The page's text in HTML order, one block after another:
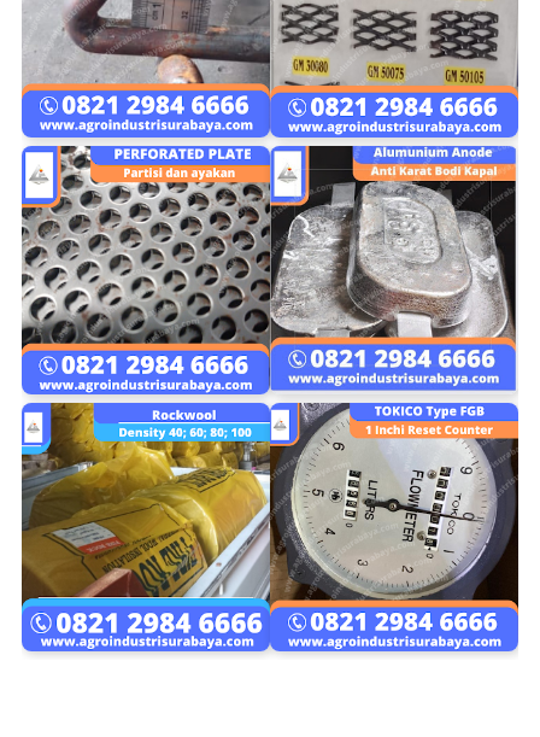
Indonesia
Indonesia
Indonesia